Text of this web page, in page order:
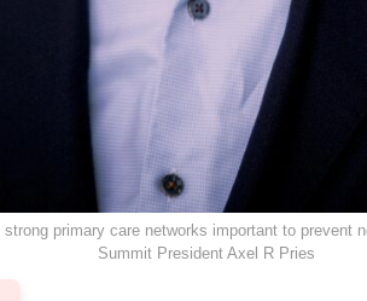
primary care networks important to prevent
Summit President Axel R Pries